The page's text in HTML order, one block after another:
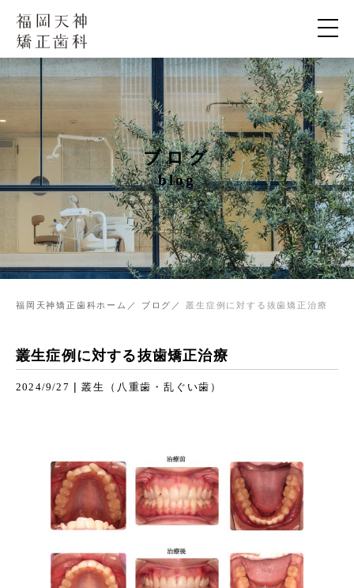
ブログ
blog
福岡天神矯正歯科ホーム ブログ 叢生症例に対する抜歯矯正治療
叢生症例に対する抜歯矯正治療
2024/9/27 |叢生（八重歯・乱ぐい歯）